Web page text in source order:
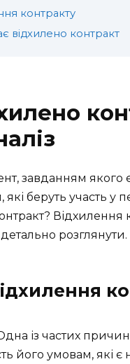
контракту
відхилено контракт
завданням якого
беруть участь у
Відхилення
розглянути.
із частих
його умовам, які